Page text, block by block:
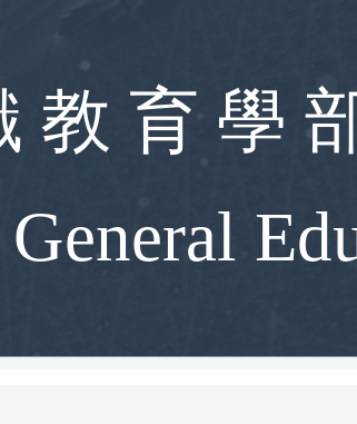
教 育 學